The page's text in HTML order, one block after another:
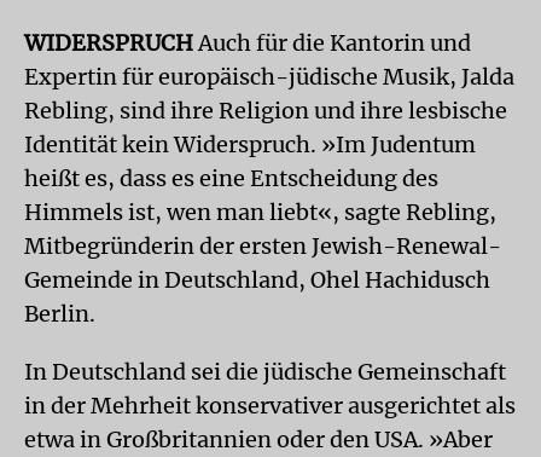
WIDERSPRUCHAuch für die Kantorin und
Expertin für europäisch-jüdische Musik, Jalda
Rebling, sind ihre Religion und ihre lesbische
Identität kein Widerspruch. »Im Judentum
heißt es, dass es eine Entscheidung des
Himmels ist, wen man liebt«, sagte Rebling,
Mitbegründerin der ersten Jewish-Renewal-
Gemeinde in Deutschland, Ohel Hachidusch
Berlin.
In Deutschland sei die jüdische Gemeinschaft
in der Mehrheit konservativer ausgerichtet als
etwa in Großbritannien oder den USA. »Aber